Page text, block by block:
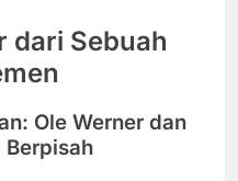
dari Sebuah
Ole Werner dan
Berpisah